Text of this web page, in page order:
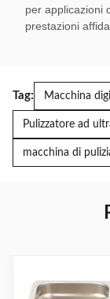
per applicazioni
prestazioni
Tag: Macchina
Pulizzatore ad
macchina di